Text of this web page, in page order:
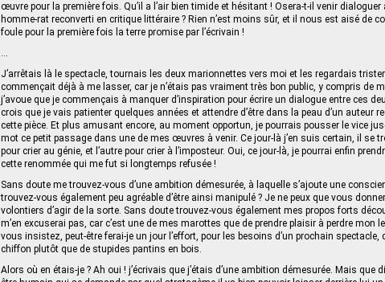
œuvre pour la première fois. Qu’il a l’air bien timide et hésitant ! Osera-t-il venir
homme-rat reconverti en critique littéraire ? Rien n’est moins sûr, et il nous est aisé de
foule pour la première fois la terre promise par l’écrivain !
…
J’arrêtais là le spectacle, tournais les deux marionnettes vers moi et les regardais
commençait déjà à me lasser, car je n’étais pas vraiment très bon public, y compris de
j’avoue que je commençais à manquer d’inspiration pour écrire un dialogue entre ces
crois que je vais patienter quelques années et attendre d’être dans la peau d’un auteur
cette pièce. Et plus amusant encore, au moment opportun, je pourrais pousser le vice
mot ce petit passage dans une de mes œuvres à venir. Ce jour-là j’en suis certain, il se
pour crier au génie, et l’autre pour crier à l’imposteur. Oui, ce jour-là, je pourrai enfin
cette renommée qui me fut si longtemps refusée !
Sans doute me trouvez-vous d’une ambition démesurée, à laquelle s’ajoute une
trouvez-vous également peu agréable d’être ainsi manipulé ? Je ne peux que vous
volontiers d’agir de la sorte. Sans doute trouvez-vous également mes propos forts
m’en excuserai pas, car c’est une de mes marottes que de prendre plaisir à perdre mon
vous insistez, peut-être ferai-je un jour l’effort, pour les besoins d’un prochain spectacle,
chiffon plutôt que de stupides pantins en bois.
Alors où en étais-je ? Ah oui ! j’écrivais que j’étais d’une ambition démesurée. Mais que